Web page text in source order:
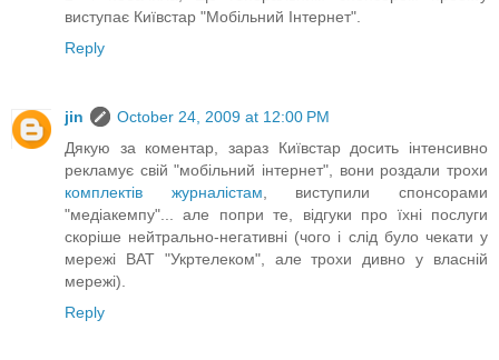
виступає Київстар "Мобільний Інтернет".
Reply
jin
October 24, 2009 at 12:00 PM
Дякую за коментар, зараз Київстар досить інтенсивно
рекламує свій "мобільний інтернет", вони роздали трохи
комплектів журналістам, виступили спонсорами
"медіакемпу"... але попри те, відгуки про їхні послуги
скоріше нейтрально-негативні (чого і слід було чекати у
мережі ВАТ "Укртелеком", але трохи дивно у власній
мережі).
Reply